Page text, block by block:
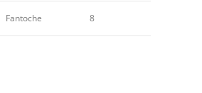
Fantoche 8